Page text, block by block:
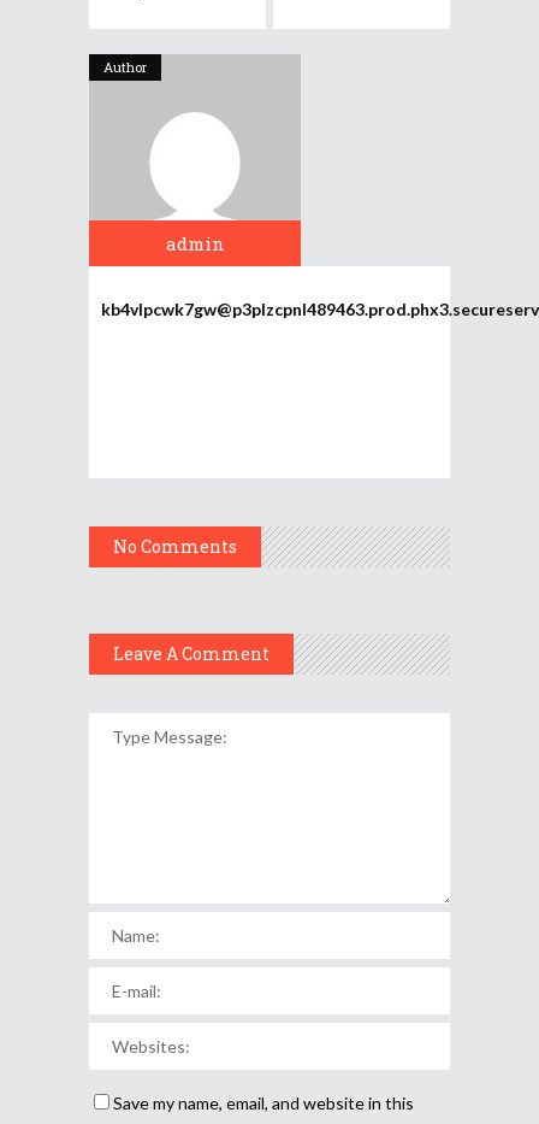
Author
admin
No Comments
Leave A Comment
Save my name, email, and website in this